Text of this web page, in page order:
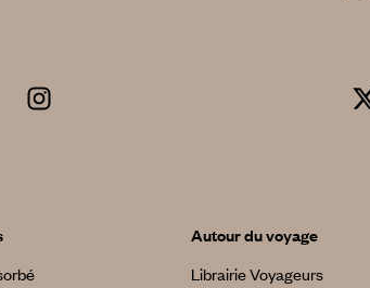
Autour du voyage
Librairie Voyageurs